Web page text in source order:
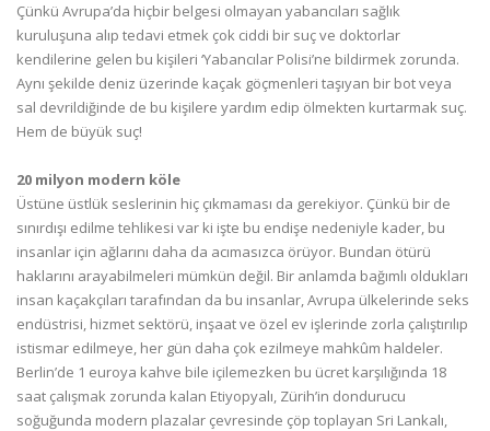
Çünkü Avrupa’da hiçbir belgesi olmayan yabancıları sağlık
kuruluşuna alıp tedavi etmek çok ciddi bir suç ve doktorlar
kendilerine gelen bu kişileri ‘Yabancılar Polisi’ne bildirmek zorunda.
Aynı şekilde deniz üzerinde kaçak göçmenleri taşıyan bir bot veya
sal devrildiğinde de bu kişilere yardım edip ölmekten kurtarmak suç.
Hem de büyük suç!
20 milyon modern köle
Üstüne üstlük seslerinin hiç çıkmaması da gerekiyor. Çünkü bir de
sınırdışı edilme tehlikesi var ki işte bu endişe nedeniyle kader, bu
insanlar için ağlarını daha da acımasızca örüyor. Bundan ötürü
haklarını arayabilmeleri mümkün değil. Bir anlamda bağımlı oldukları
insan kaçakçıları tarafından da bu insanlar, Avrupa ülkelerinde seks
endüstrisi, hizmet sektörü, inşaat ve özel ev işlerinde zorla çalıştırılıp
istismar edilmeye, her gün daha çok ezilmeye mahkûm haldeler.
Berlin’de 1 euroya kahve bile içilemezken bu ücret karşılığında 18
saat çalışmak zorunda kalan Etiyopyalı, Zürih’in dondurucu
soğuğunda modern plazalar çevresinde çöp toplayan Sri Lankalı,